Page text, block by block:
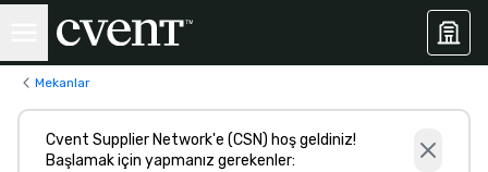
Mekanlar
Cvent Supplier Network'e (CSN) hoş geldiniz!
Başlamak için yapmanız gerekenler: